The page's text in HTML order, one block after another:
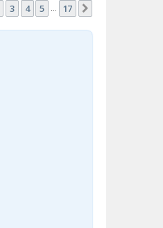
de 17
3 4 5 … 17